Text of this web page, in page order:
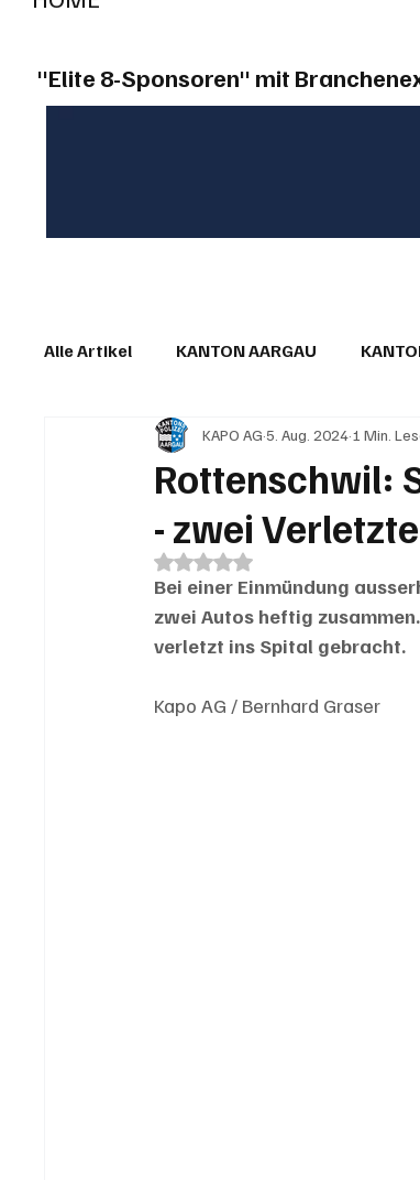
"Elite 8-Sponsoren" mit
Alle Artikel KANTON AARGAU
IN EIGENER SACHE KOMMENTARE
Rottenschwil:
- zwei Verletzte
KAPO AG 5. Aug. 2024 1 Min.
Mit NaN von 5 Sternen bewertet.
Bei einer Einmündung
zwei Autos heftig
verletzt ins Spital gebracht.
Kapo AG / Bernhard Graser